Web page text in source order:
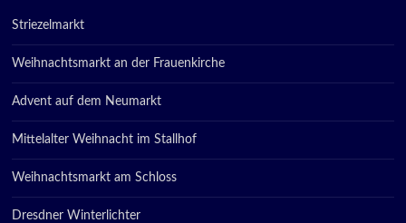
Striezelmarkt
Weihnachtsmarkt an der Frauenkirche
Advent auf dem Neumarkt
Mittelalter Weihnacht im Stallhof
Weihnachtsmarkt am Schloss
Dresdner Winterlichter